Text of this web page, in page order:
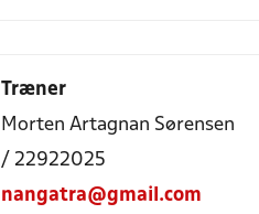
Træner
Morten Artagnan Sørensen
/ 22922025
nangatra@gmail.com